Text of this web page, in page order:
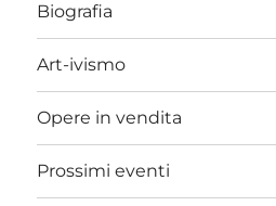
Biografia
Art-ivismo
Opere in vendita
Prossimi eventi